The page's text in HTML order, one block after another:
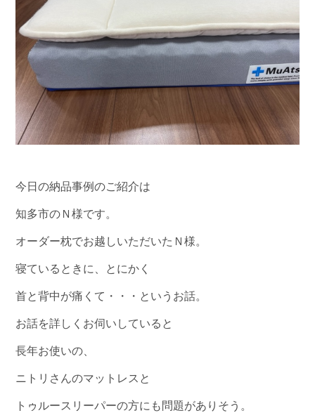
今日の納品事例のご紹介は
知多市のＮ様です。
オーダー枕でお越しいただいたＮ様。
寝ているときに、とにかく
首と背中が痛くて・・・というお話。
お話を詳しくお伺いしていると
長年お使いの、
ニトリさんのマットレスと
トゥルースリーパーの方にも問題がありそう。